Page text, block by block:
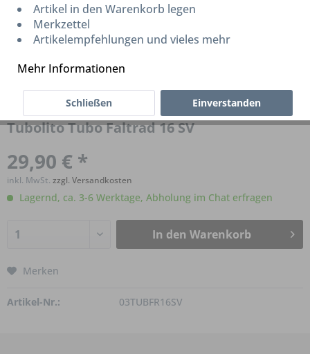
Tubolito Tubo Faltrad 16 SV
29,90 € *
inkl. MwSt. zzgl. Versandkosten
Lagernd, ca. 3-6 Werktage, Abholung im Chat erfragen
In den Warenkorb
Merken
Artikel-Nr.: 03TUBFR16SV
Artikel in den Warenkorb legen
Merkzettel
Artikelempfehlungen und vieles mehr
Mehr Informationen
Einverstanden
Schließen